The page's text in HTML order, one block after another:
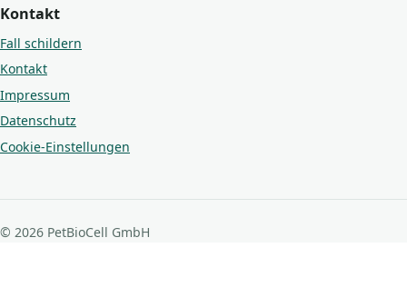
Kontakt
Fall schildern
Kontakt
Impressum
Datenschutz
Cookie-Einstellungen
© 2026 PetBioCell GmbH